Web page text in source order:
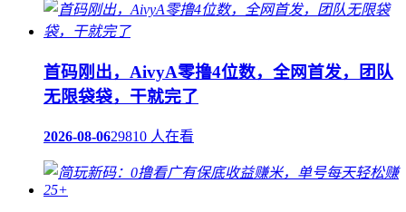
首码刚出，AivyA零撸4位数，全网首发，团队
无限袋袋，干就完了
2026-08-0629810 人在看